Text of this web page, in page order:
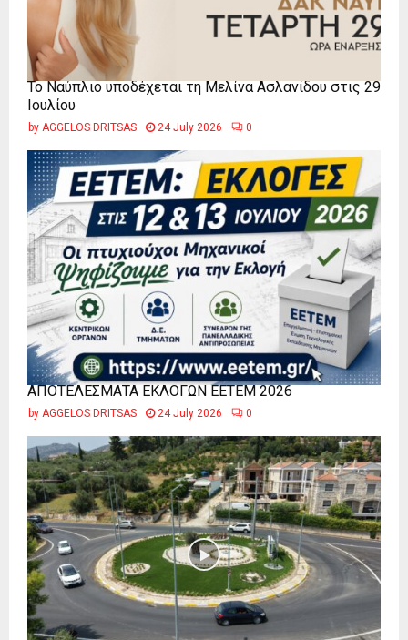
Το Ναύπλιο υποδέχεται τη Μελίνα Ασλανίδου στις 29
Ιουλίου
by AGGELOS DRITSAS 24 July 2026 0
ΑΠΟΤΕΛΕΣΜΑΤΑ ΕΚΛΟΓΩΝ ΕΕΤΕΜ 2026
by AGGELOS DRITSAS 24 July 2026 0